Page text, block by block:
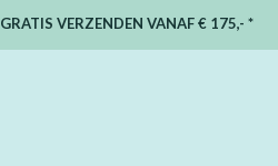
GRATIS VERZENDEN VANAF € 175,- *